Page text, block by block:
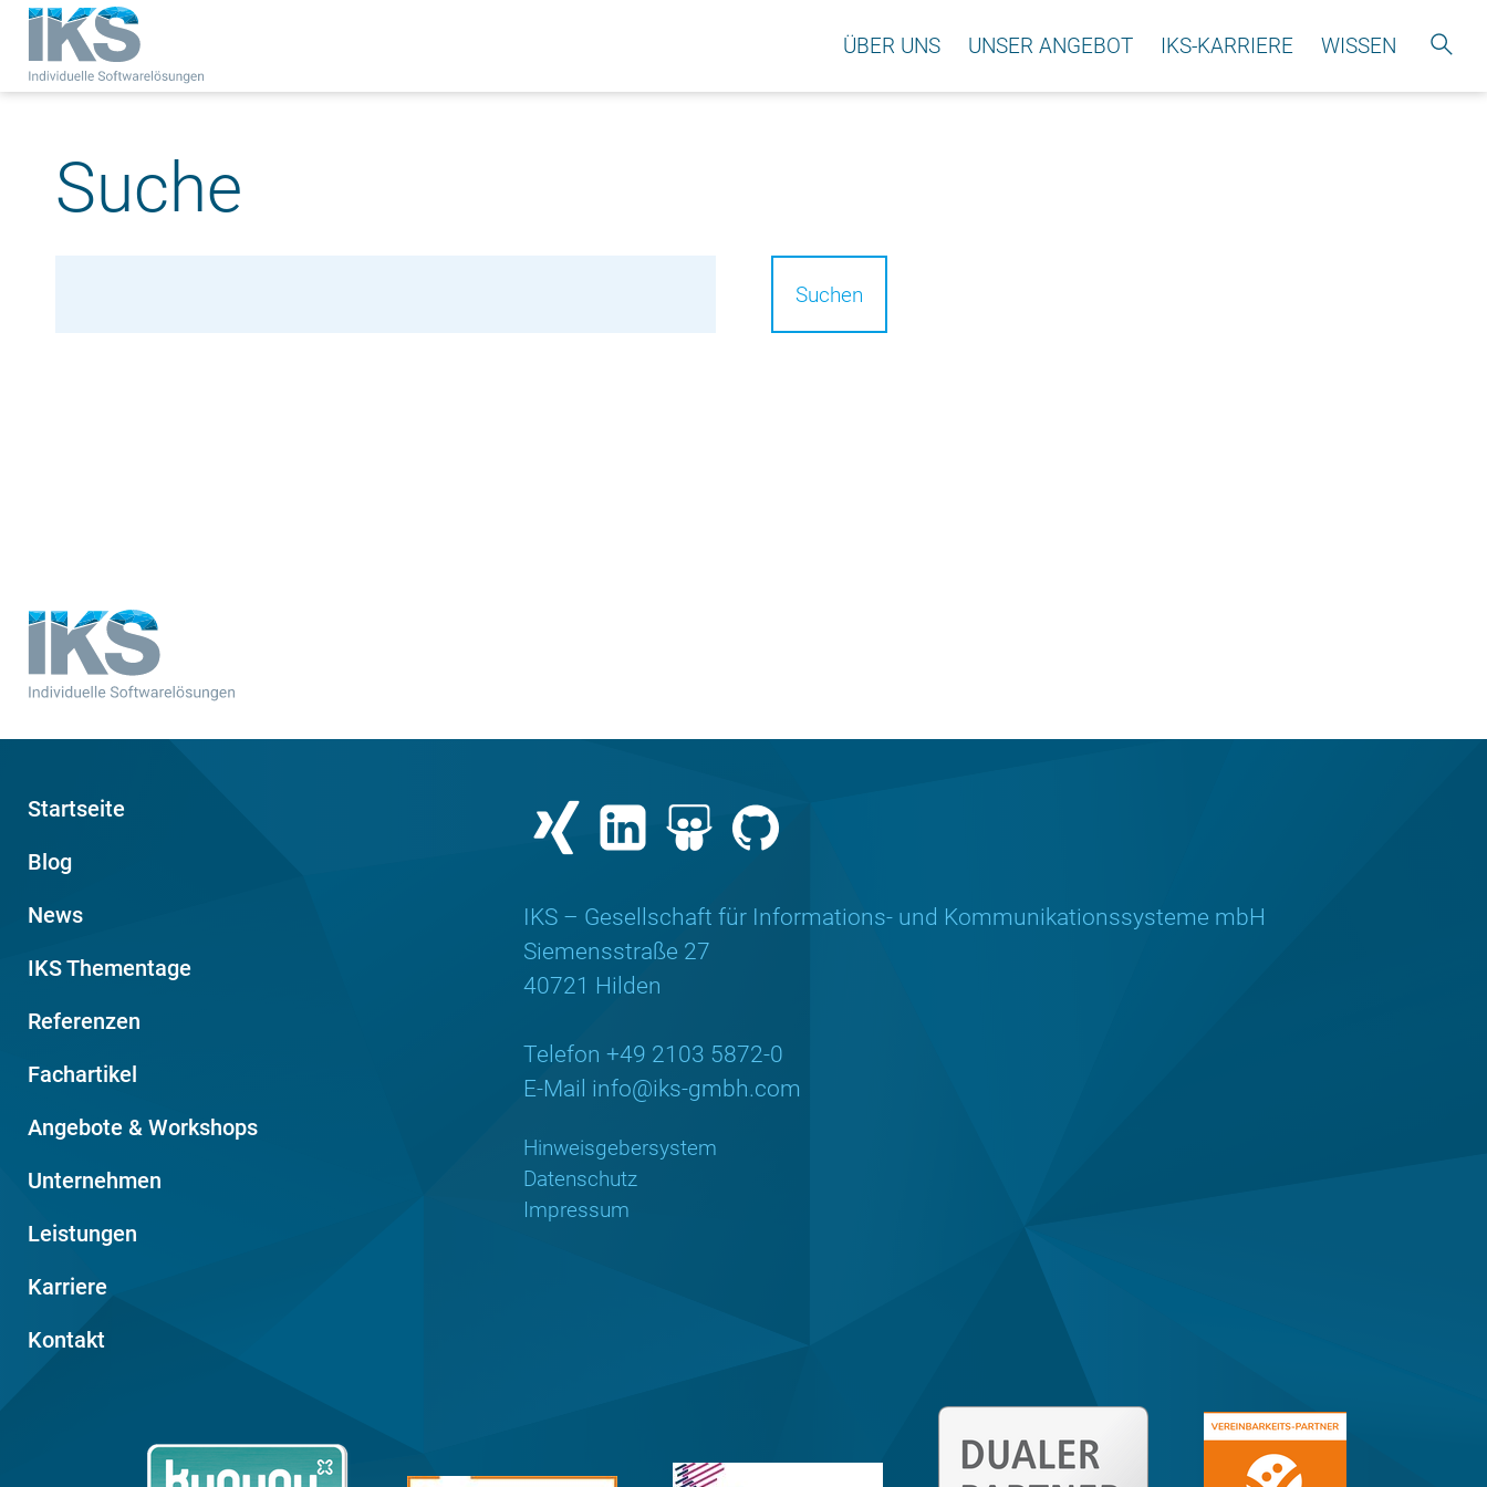
ÜBER UNS UNSER ANGEBOT IKS-KARRIERE WISSEN
Suche
Suchen
Startseite
Blog
News
IKS Thementage
Referenzen
Fachartikel
Angebote & Workshops
Unternehmen
Leistungen
Karriere
Kontakt
IKS – Gesellschaft für Informations- und Kommunikationssysteme mbH
Siemensstraße 27
40721 Hilden
Telefon +49 2103 5872-0
E-Mail info@iks-gmbh.com
Hinweisgebersystem
Datenschutz
Impressum